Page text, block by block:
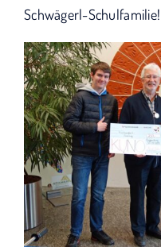
Schwägerl-Schulfamilie!